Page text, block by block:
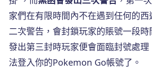
家們在有限時間內不在遇到任何的
二次警告，會封鎖玩家的賬號一段
發出第三封時玩家便會面臨封號處理
法登入你的Pokemon Go帳號了。